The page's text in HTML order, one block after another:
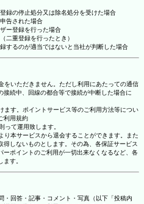
録の停止処分又は除名処分を受けた場合
告された場合
ー登録を行った場合
二重登録を行ったとき）
するのが適当ではないと当社が判断した場合
をいただきません。ただし利用にあたっての通信
続中、回線の都合等で接続が中断した場合に
ます。ポイントサービス等のご利用方法等につい
利用規約
って運用致します。
り本サービスから退会することができます。また
しないものとします。その為、各保証サービス
ポイントのご利用が一切出来なくなるなど、各
す。
・回答・記事・コメント・写真（以下「投稿内